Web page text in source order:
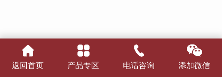
返回首页 产品专区 电话咨询 添加微信